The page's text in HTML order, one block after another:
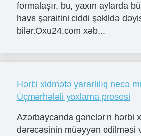
formalaşır, bu, yaxın aylarda
hava şəraitini ciddi şəkildə
bilər.Oxu24.com xəb...
Hərbi xidmətə yararlılıq necə
Üçmərhələli yoxlama prosesi
Azərbaycanda gənclərin hərbi
dərəcəsinin müəyyən edilməsi